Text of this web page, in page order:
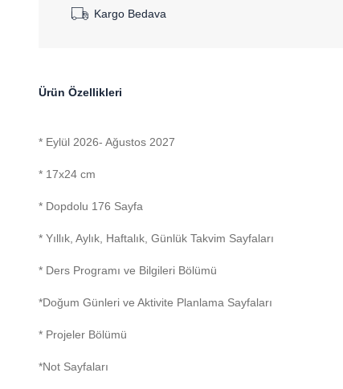
Kargo Bedava
Ürün Özellikleri
* Eylül 2026- Ağustos 2027
* 17x24 cm
* Dopdolu 176 Sayfa
* Yıllık, Aylık, Haftalık, Günlük Takvim Sayfaları
* Ders Programı ve Bilgileri Bölümü
*Doğum Günleri ve Aktivite Planlama Sayfaları
* Projeler Bölümü
*Not Sayfaları